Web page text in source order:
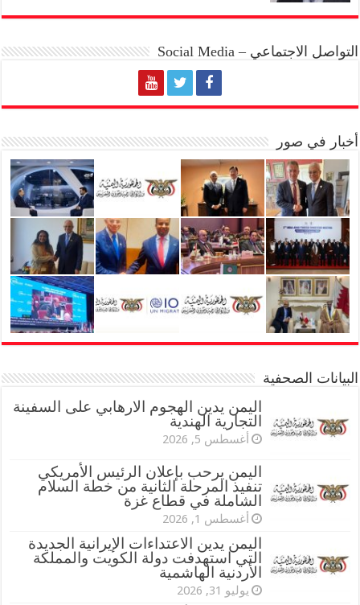
التواصل الاجتماعي – Social Media
أخبار في صور
البيانات الصحفية
اليمن يدين الهجوم الارهابي على السفينة
التجارية الهندية
أغسطس 5, 2026
اليمن يرحب بإعلان الرئيس الأمريكي
تنفيذ المرحلة الثانية من خطة السلام
الشاملة في قطاع غزة
أغسطس 1, 2026
اليمن يدين الاعتداءات الإيرانية الجديدة
التي استهدفت دولة الكويت والمملكة
الأردنية الهاشمية
يوليو 31, 2026